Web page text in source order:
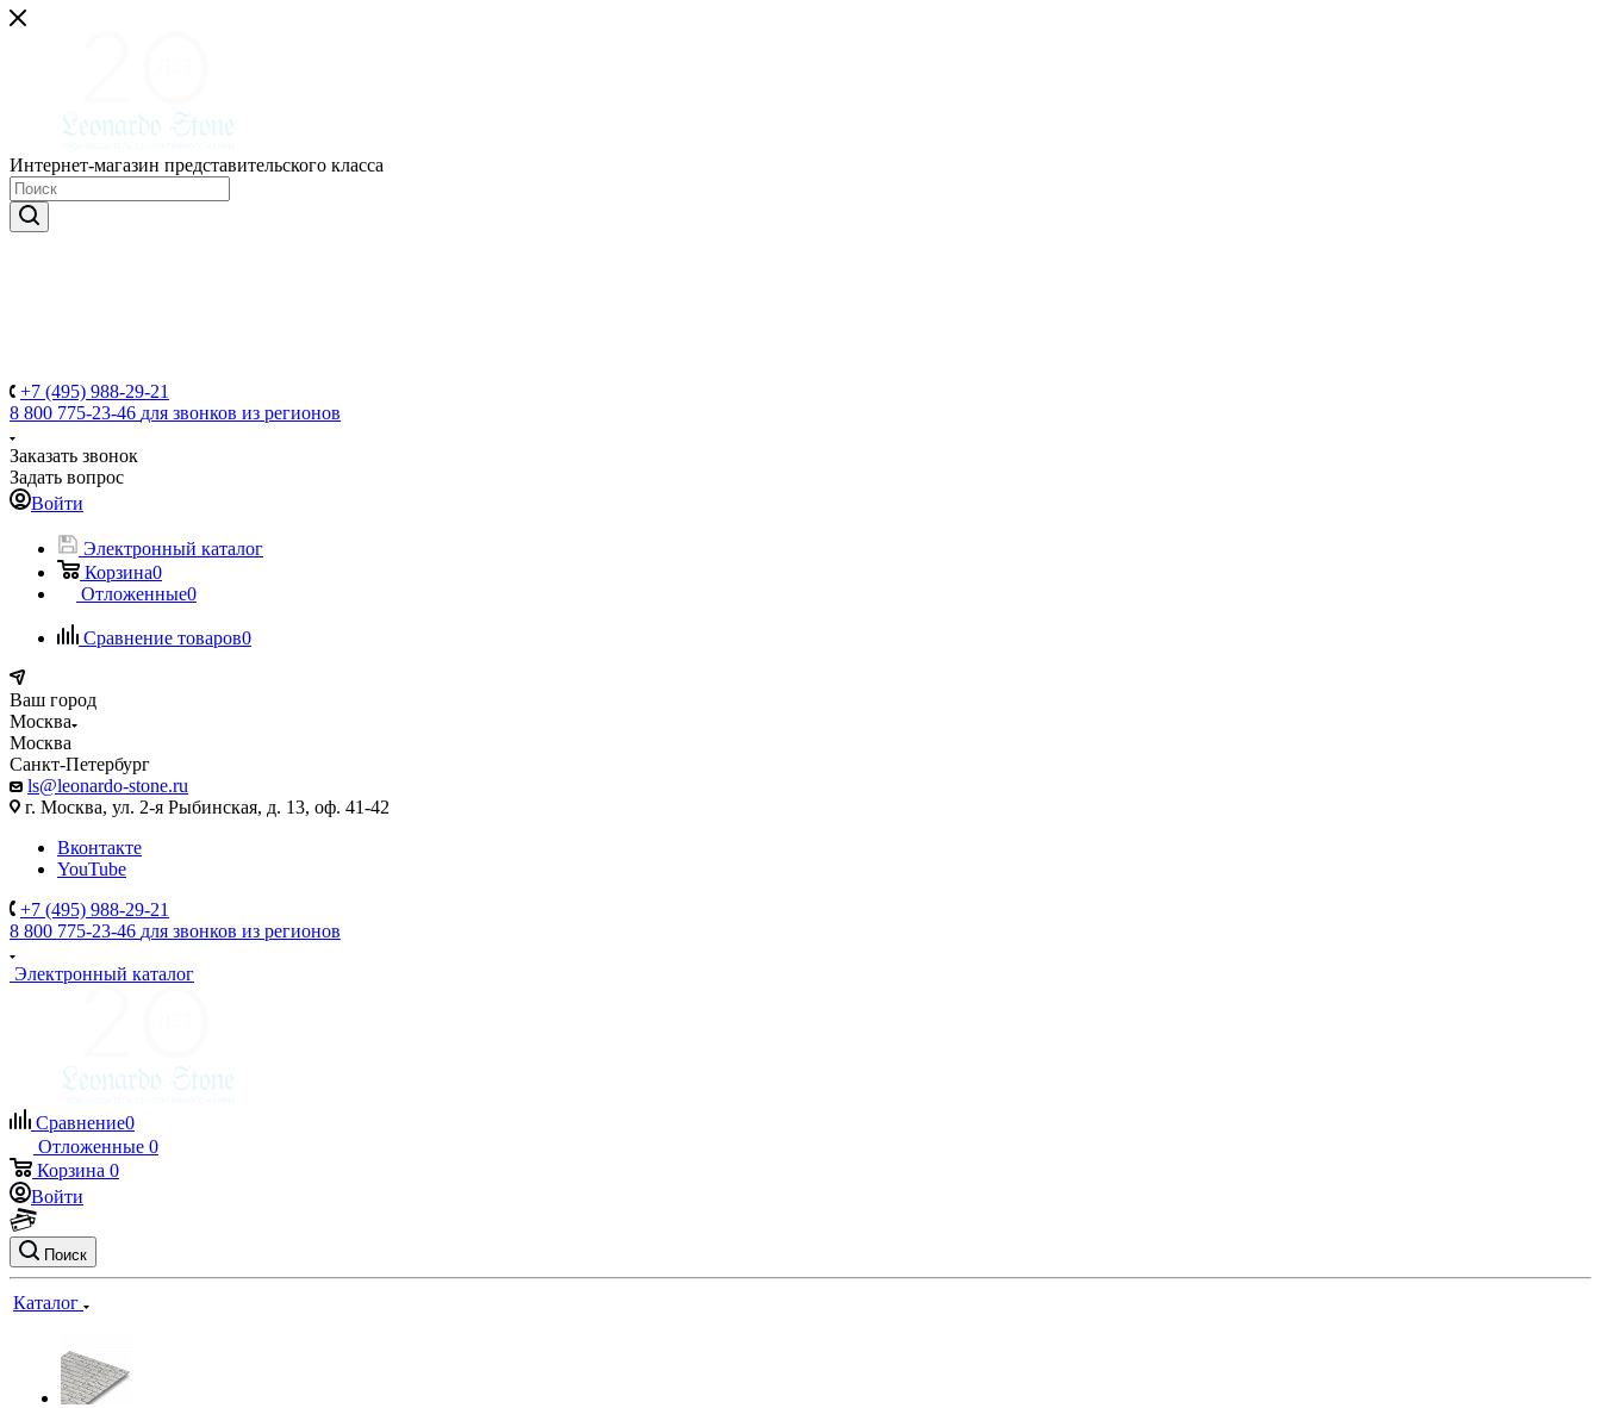
Интернет-магазин представительского класса
+7 (495) 988-29-21
8 800 775-23-46 для звонков из регионов
Заказать звонок
Задать вопрос
Войти
Электронный каталог
Корзина0
Отложенные0
Сравнение товаров0
Ваш город
Москва
Москва
Санкт-Петербург
ls@leonardo-stone.ru
г. Москва, ул. 2-я Рыбинская, д. 13, оф. 41-42
Вконтакте
YouTube
+7 (495) 988-29-21
8 800 775-23-46 для звонков из регионов
Электронный каталог
Сравнение0
Отложенные 0
Корзина 0
Войти
Поиск
Каталог